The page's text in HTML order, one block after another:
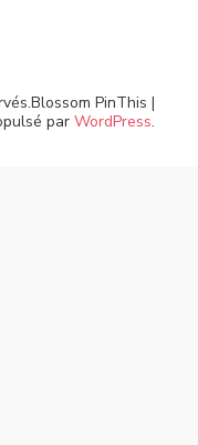
Blossom PinThis |
par WordPress.